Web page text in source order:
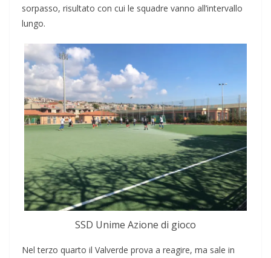
sorpasso, risultato con cui le squadre vanno all’intervallo
lungo.
SSD Unime Azione di gioco
Nel terzo quarto il Valverde prova a reagire, ma sale in